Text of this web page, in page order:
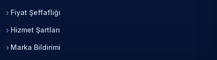
Fiyat Şeffaflığı
Hizmet Şartları
Marka Bildirimi